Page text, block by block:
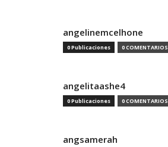
angelinemcelhone
0 Publicaciones 0 COMENTARIOS
angelitaashe4
0 Publicaciones 0 COMENTARIOS
angsamerah